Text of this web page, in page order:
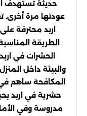
حديثة تستهدف
عودتها مرة
اربد محترفة على
الطريقة
الحشرات في
والبيئة داخل
المكافحة ساهم
حشرية في اربد
مدروسة وفي